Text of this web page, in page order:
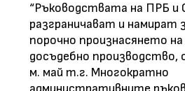
“Ръководствата на ПРБ и
разграничават и намират
порочно произнасянето
досъдебно производство,
м. май т.г. Многократно